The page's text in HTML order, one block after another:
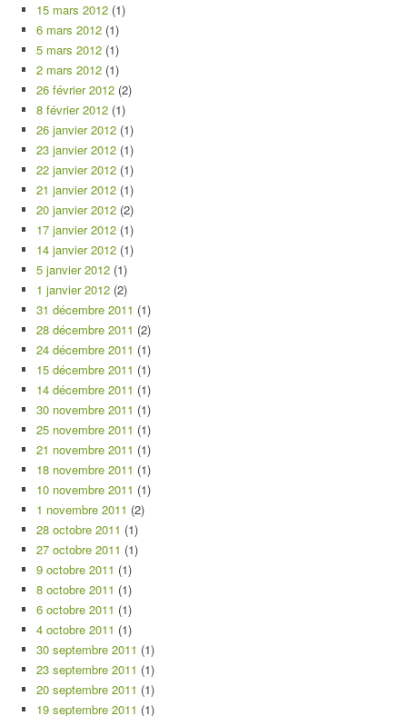
15 mars 2012 (1)
6 mars 2012 (1)
5 mars 2012 (1)
2 mars 2012 (1)
26 février 2012 (2)
8 février 2012 (1)
26 janvier 2012 (1)
23 janvier 2012 (1)
22 janvier 2012 (1)
21 janvier 2012 (1)
20 janvier 2012 (2)
17 janvier 2012 (1)
14 janvier 2012 (1)
5 janvier 2012 (1)
1 janvier 2012 (2)
31 décembre 2011 (1)
28 décembre 2011 (2)
24 décembre 2011 (1)
15 décembre 2011 (1)
14 décembre 2011 (1)
30 novembre 2011 (1)
25 novembre 2011 (1)
21 novembre 2011 (1)
18 novembre 2011 (1)
10 novembre 2011 (1)
1 novembre 2011 (2)
28 octobre 2011 (1)
27 octobre 2011 (1)
9 octobre 2011 (1)
8 octobre 2011 (1)
6 octobre 2011 (1)
4 octobre 2011 (1)
30 septembre 2011 (1)
23 septembre 2011 (1)
20 septembre 2011 (1)
19 septembre 2011 (1)